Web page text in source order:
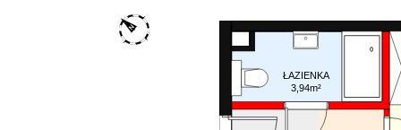
ŁAZIENKA
3,94m²